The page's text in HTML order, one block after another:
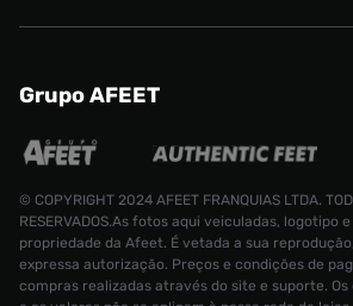
Grupo AFEET
© COPYRIGHT 2024 AFEET FRANQUIAS LTDA.
RESERVADOS.As fotos aqui veiculadas, logotipo
propriedade da Afeet. É vetada a sua
expressa autorização. Preços e condições de
compras realizadas através do site e suporte.